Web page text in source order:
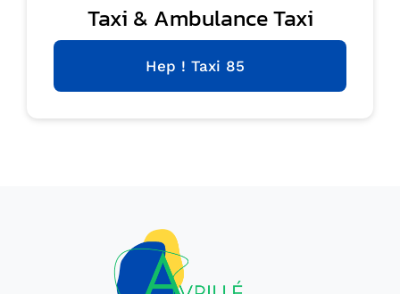
Taxi & Ambulance Taxi
Hep ! Taxi 85